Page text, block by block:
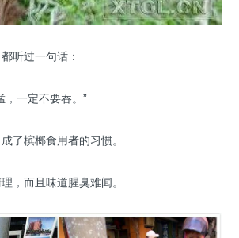
听过一句话：
，一定不要吞。”
了槟榔食用者的习惯。
，而且味道腥臭难闻。